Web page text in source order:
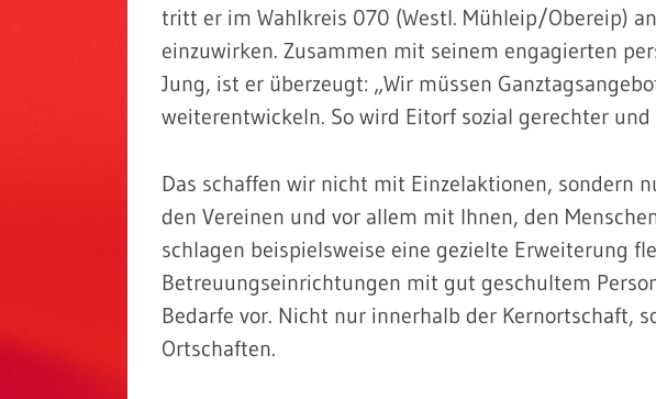
tritt er im Wahlkreis 070 (Westl. Mühleip/Obereip)
einzuwirken. Zusammen mit seinem engagierten
Jung, ist er überzeugt: „Wir müssen
weiterentwickeln. So wird Eitorf sozial gerechter
Das schaffen wir nicht mit Einzelaktionen, sondern
den Vereinen und vor allem mit Ihnen, den
schlagen beispielsweise eine gezielte Erweiterung
Betreuungseinrichtungen mit gut geschultem
Bedarfe vor. Nicht nur innerhalb der Kernortschaft,
Ortschaften.